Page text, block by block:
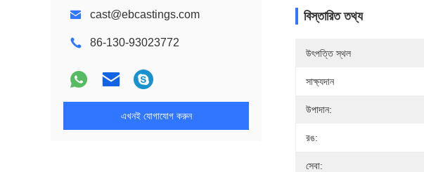
cast@ebcastings.com
86-130-93023772
এখনই যোগাযোগ করুন
বিস্তারিত তথ্য
উৎপত্তি স্থল
সাক্ষ্যদান
উপাদান:
রঙ:
সেবা: